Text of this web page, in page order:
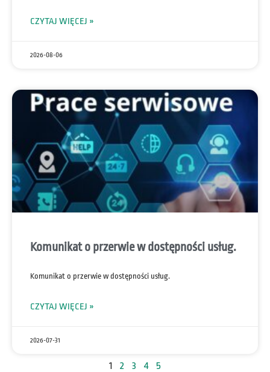
CZYTAJ WIĘCEJ »
2026-08-06
Komunikat o przerwie w dostępności usług.
Komunikat o przerwie w dostępności usług.
CZYTAJ WIĘCEJ »
2026-07-31
1 2 3 4 5